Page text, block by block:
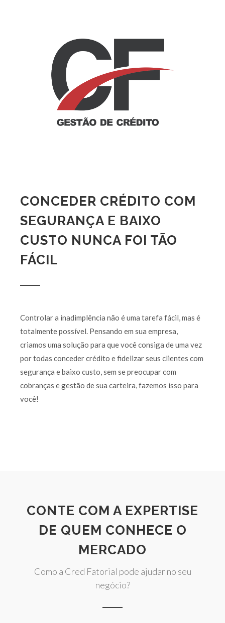
CONCEDER CRÉDITO COM
SEGURANÇA E BAIXO
CUSTO NUNCA FOI TÃO
FÁCIL
Controlar a inadimplência não é uma tarefa fácil, mas é
totalmente possível. Pensando em sua empresa,
criamos uma solução para que você consiga de uma vez
por todas conceder crédito e fidelizar seus clientes com
segurança e baixo custo, sem se preocupar com
cobranças e gestão de sua carteira, fazemos isso para
você!
CONTE COM A EXPERTISE
DE QUEM CONHECE O
MERCADO
Como a Cred Fatorial pode ajudar no seu
negócio?